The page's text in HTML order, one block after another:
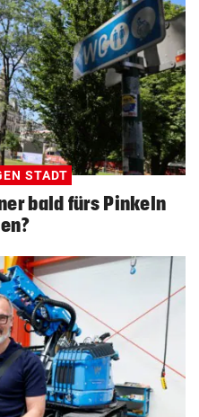
STADT
bald fürs Pinkeln